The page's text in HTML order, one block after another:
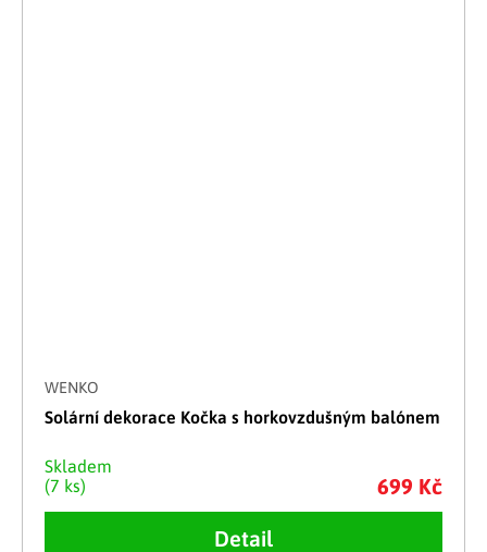
WENKO
Solární dekorace Kočka s horkovzdušným balónem
Skladem
(7 ks)
699 Kč
Detail